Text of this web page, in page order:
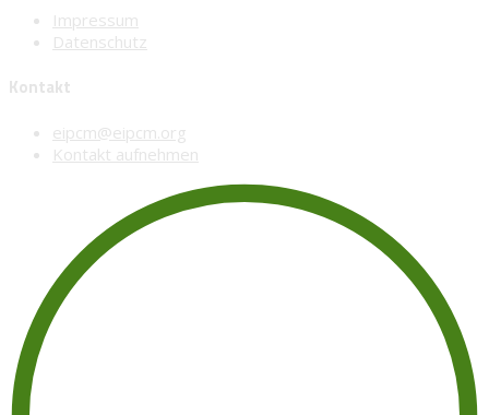
Impressum
Datenschutz
Kontakt
eipcm@eipcm.org
Kontakt aufnehmen